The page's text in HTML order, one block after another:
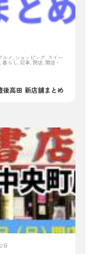
ルメ, ショッピング, スイー
らし, 記事, 閉店, 開店・
高田 新店舗まとめ
日